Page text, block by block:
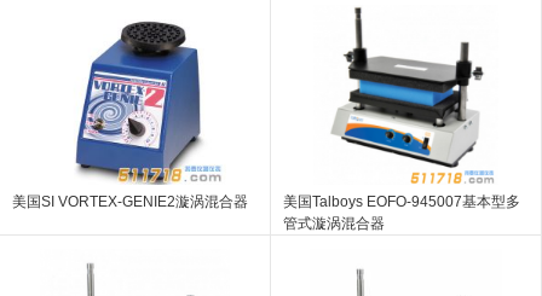
美国SI VORTEX-GENIE2漩涡混合器
美国Talboys EOFO-945007基本型多
管式漩涡混合器